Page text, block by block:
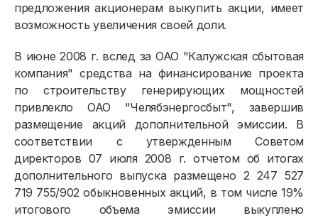
предложения акционерам выкупить акции, имеет
возможность увеличения своей доли.
В июне 2008 г. вслед за ОАО "Калужская сбытовая
компания" средства на финансирование проекта
по строительству генерирующих мощностей
привлекло ОАО "Челябэнергосбыт", завершив
размещение акций дополнительной эмиссии. В
соответствии с утвержденным Советом
директоров 07 июля 2008 г. отчетом об итогах
дополнительного выпуска размещено 2 247 527
719 755/902 обыкновенных акций, в том числе 19%
итогового объема эмиссии выкуплено